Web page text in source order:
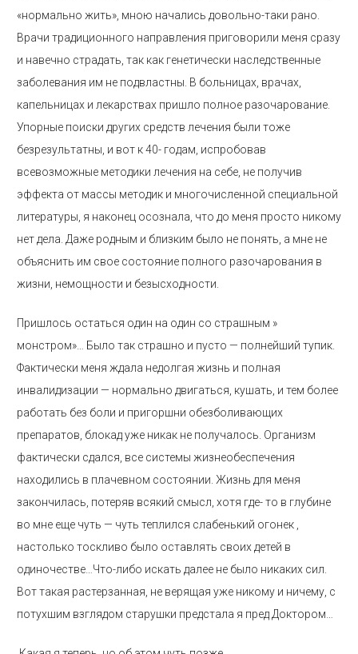
«нормально жить», мною начались довольно-таки рано.
Врачи традиционного направления приговорили меня сразу
и навечно страдать, так как генетически наследственные
заболевания им не подвластны. В больницах, врачах,
капельницах и лекарствах пришло полное разочарование.
Упорные поиски других средств лечения были тоже
безрезультатны, и вот к 40- годам, испробовав
всевозможные методики лечения на себе, не получив
эффекта от массы методик и многочисленной специальной
литературы, я наконец осознала, что до меня просто никому
нет дела. Даже родным и близким было не понять, а мне не
объяснить им свое состояние полного разочарования в
жизни, немощности и безысходности.
Пришлось остаться один на один со страшным »
монстром»… Было так страшно и пусто — полнейший тупик.
Фактически меня ждала недолгая жизнь и полная
инвалидизации — нормально двигаться, кушать, и тем более
работать без боли и пригоршни обезболивающих
препаратов, блокад уже никак не получалось. Организм
фактически сдался, все системы жизнеобеспечения
находились в плачевном состоянии. Жизнь для меня
закончилась, потеряв всякий смысл, хотя где- то в глубине
во мне еще чуть — чуть теплился слабенький огонек ,
настолько тоскливо было оставлять своих детей в
одиночестве…Что-либо искать далее не было никаких сил.
Вот такая растерзанная, не верящая уже никому и ничему, с
потухшим взглядом старушки предстала я пред Доктором…